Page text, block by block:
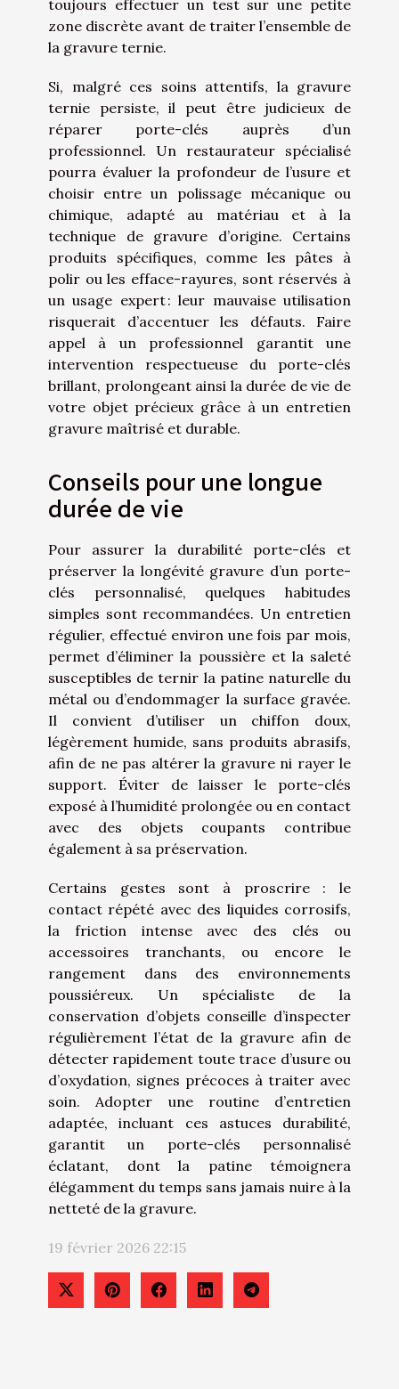
toujours effectuer un test sur une petite
zone discrète avant de traiter l’ensemble de
la gravure ternie.
Si, malgré ces soins attentifs, la gravure
ternie persiste, il peut être judicieux de
réparer porte-clés auprès d’un
professionnel. Un restaurateur spécialisé
pourra évaluer la profondeur de l’usure et
choisir entre un polissage mécanique ou
chimique, adapté au matériau et à la
technique de gravure d’origine. Certains
produits spécifiques, comme les pâtes à
polir ou les efface-rayures, sont réservés à
un usage expert : leur mauvaise utilisation
risquerait d’accentuer les défauts. Faire
appel à un professionnel garantit une
intervention respectueuse du porte-clés
brillant, prolongeant ainsi la durée de vie de
votre objet précieux grâce à un entretien
gravure maîtrisé et durable.
Conseils pour une longue
durée de vie
Pour assurer la durabilité porte-clés et
préserver la longévité gravure d’un porte-
clés personnalisé, quelques habitudes
simples sont recommandées. Un entretien
régulier, effectué environ une fois par mois,
permet d’éliminer la poussière et la saleté
susceptibles de ternir la patine naturelle du
métal ou d’endommager la surface gravée.
Il convient d’utiliser un chiffon doux,
légèrement humide, sans produits abrasifs,
afin de ne pas altérer la gravure ni rayer le
support. Éviter de laisser le porte-clés
exposé à l’humidité prolongée ou en contact
avec des objets coupants contribue
également à sa préservation.
Certains gestes sont à proscrire : le
contact répété avec des liquides corrosifs,
la friction intense avec des clés ou
accessoires tranchants, ou encore le
rangement dans des environnements
poussiéreux. Un spécialiste de la
conservation d’objets conseille d’inspecter
régulièrement l’état de la gravure afin de
détecter rapidement toute trace d’usure ou
d’oxydation, signes précoces à traiter avec
soin. Adopter une routine d’entretien
adaptée, incluant ces astuces durabilité,
garantit un porte-clés personnalisé
éclatant, dont la patine témoignera
élégamment du temps sans jamais nuire à la
netteté de la gravure.
19 février 2026 22:15